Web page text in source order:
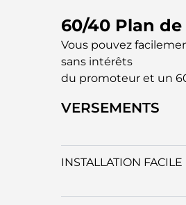
60/40 Plan
Vous pouvez
sans intérêts
du promoteur et un
VERSEMENTS
INSTALLATION FACILE